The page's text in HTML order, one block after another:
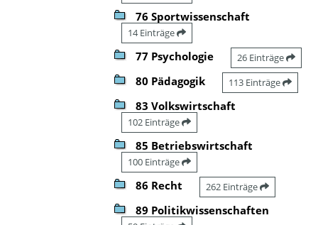
76 Sportwissenschaft
14 Einträge
77 Psychologie 26 Einträge
80 Pädagogik 113 Einträge
83 Volkswirtschaft
102 Einträge
85 Betriebswirtschaft
100 Einträge
86 Recht 262 Einträge
89 Politikwissenschaften